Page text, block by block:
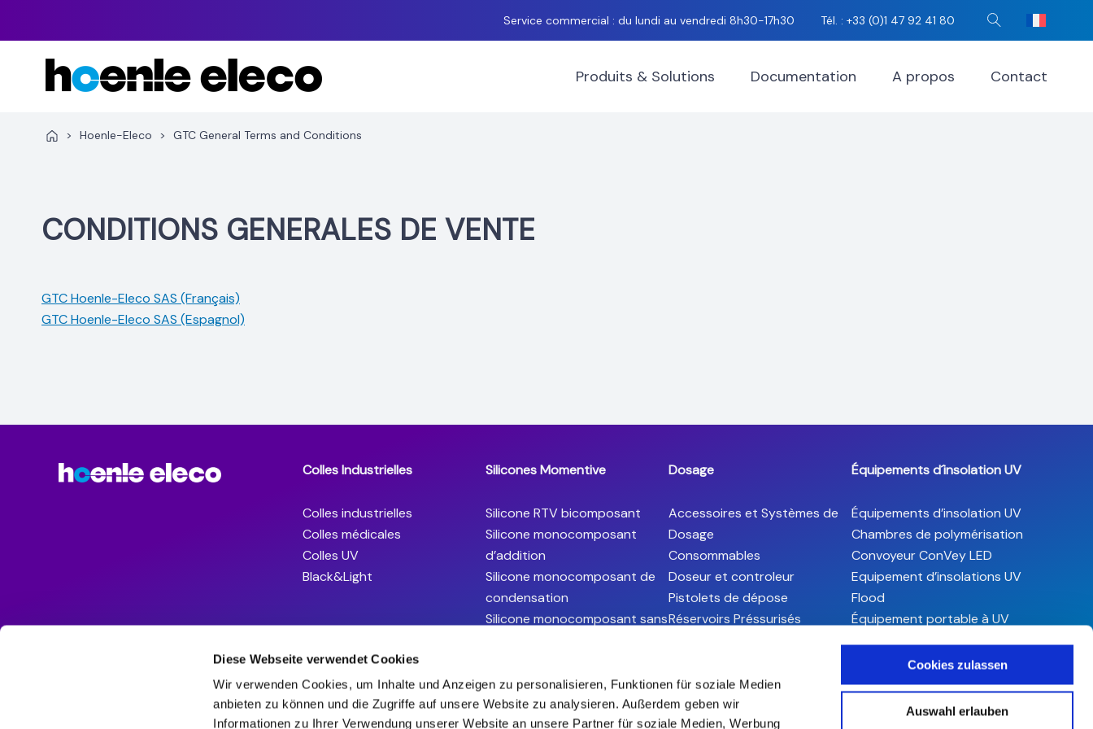
Diese Webseite verwendet Cookies
Wir verwenden Cookies, um Inhalte und Anzeigen zu personalisieren, Funktionen für soziale Medien
anbieten zu können und die Zugriffe auf unsere Website zu analysieren. Außerdem geben wir
Informationen zu Ihrer Verwendung unserer Website an unsere Partner für soziale Medien, Werbung
Cookies zulassen
Auswahl erlauben
Service commercial : du lundi au vendredi 8h30-17h30 Tél. : +33 (0)1 47 92 41 80 Rechercher
Produits & Solutions Documentation A propos Contact
> Hoenle-Eleco > GTC General Terms and Conditions
CONDITIONS GENERALES DE VENTE
GTC Hoenle-Eleco SAS (Français)
GTC Hoenle-Eleco SAS (Espagnol)
Colles Industrielles
Colles industrielles
Colles médicales
Colles UV
Black&Light
Silicones Momentive
Silicone RTV bicomposant
Silicone monocomposant
d’addition
Silicone monocomposant de
condensation
Silicone monocomposant sans
Silicone Grade Optique
Silicone thermo-conducteur
(Silcool)
Dosage
Accessoires et Systèmes de
Dosage
Consommables
Doseur et controleur
Pistolets de dépose
Réservoirs Préssurisés
Équipements d´insolation UV
Équipements d’insolation UV
Chambres de polymérisation
Convoyeur ConVey LED
Equipement d’insolations UV
Flood
Équipement portable à UV
LED-UV Equipement
Systèmes de polymérisation
UV grande surface et barres